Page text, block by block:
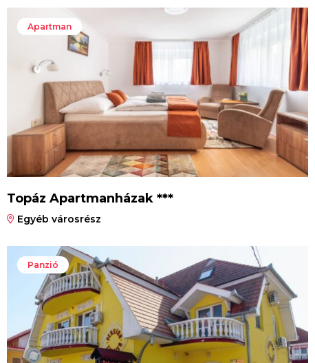
Apartman
Topáz Apartmanházak ***
Egyéb városrész
Panzió